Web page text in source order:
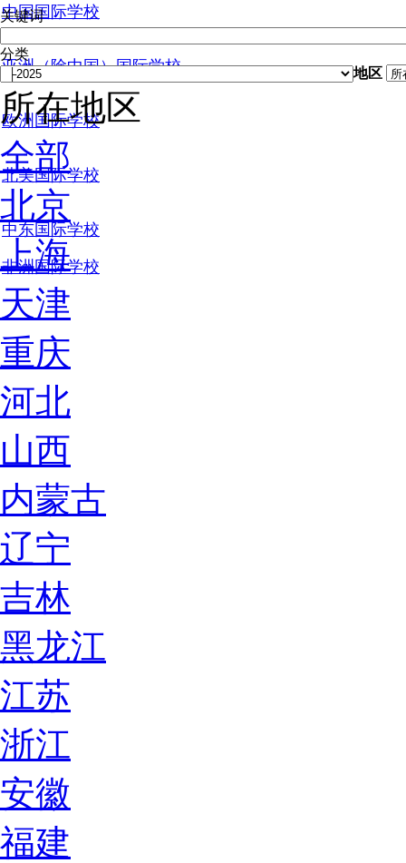
中国国际学校
亚洲（除中国）国际学校
欧洲国际学校
北美国际学校
中东国际学校
非洲国际学校
关键词
分类
地区
所在地区
全部
北京
上海
天津
重庆
河北
山西
内蒙古
辽宁
吉林
黑龙江
江苏
浙江
安徽
福建